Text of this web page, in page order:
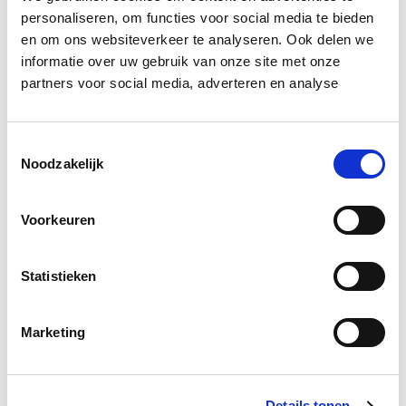
personaliseren, om functies voor social media te bieden
en om ons websiteverkeer te analyseren. Ook delen we
informatie over uw gebruik van onze site met onze
partners voor social media, adverteren en analyse
Noodzakelijk
Voorkeuren
Statistieken
Marketing
verwachting terechtkomen in infrastructuur, om
grootschalig transport mogelijk te maken.
Die plannen vragen echter om tijdige inpassing in de
Dat een minderheidskabinet voorzichtig is met
schuilt daarin een risico. Zonder expliciete keuzes
in politieke onderhandelingen.
Juist grote infrastructurele investeringen vragen om
een stabiele koers die kabinetten overstijgt. Het